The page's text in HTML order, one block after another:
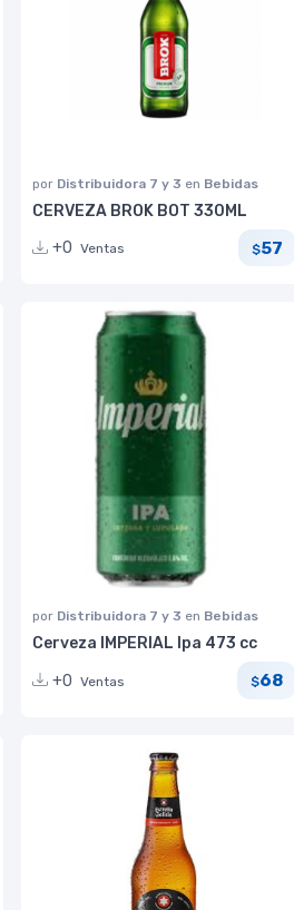
por Distribuidora 7 y 3 en Bebidas
CERVEZA BROK BOT 330ML
+0 Ventas $57
por Distribuidora 7 y 3 en Bebidas
Cerveza IMPERIAL Ipa 473 cc
+0 Ventas $68